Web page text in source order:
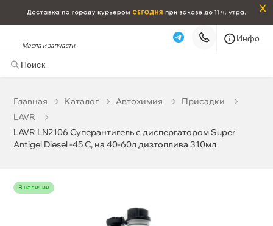
x
Масла и запчасти
Инфо
Главная Катало Автохимия
Присадки
LAVR
LAVR LN2106 Суперантигель с диспергатором Super
Antigel Diesel -45 C, на 40-60л дизтоплива 310мл
наличии
LAVR LN2106 Суперантигель с диспергатором Super
Бесплатная Завтра, 07.08 (при заказе от 2000₽)
Срочная за 2 ч – 399 ₽ Сегодня, 06.08